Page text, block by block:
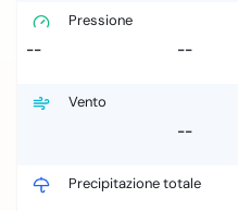
Pressione
--
--
Vento
--
Precipitazione totale